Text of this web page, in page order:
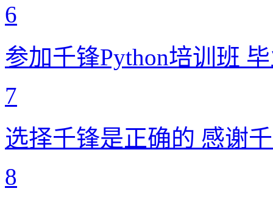
6
参加千锋Python培训班
7
选择千锋是正确的 感谢
8